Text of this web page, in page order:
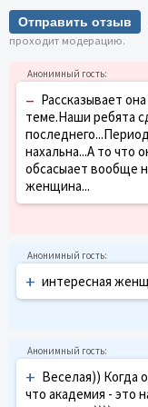
Отправить отзыв
проходит модерацию.
– Рассказывает
теме.Наши ребята
нахальна...А то что
обсасыает вообще
женщина...
+ интересная
+ Веселая)) Когда
что академия - это